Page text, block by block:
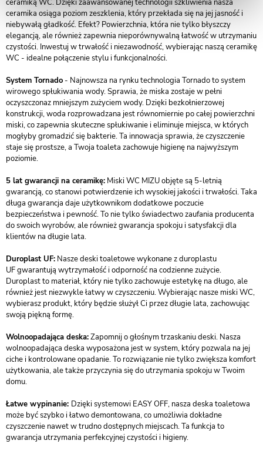
ceramiką WC. Dzięki zaawansowanej technologii szkliwienia nasza
ceramika osiąga poziom zeszklenia, który przekłada się na jej jasność i
niebywałą gładkość. Efekt? Powierzchnia, która nie tylko błyszczy
elegancją, ale również zapewnia nieporównywalną łatwość w utrzymaniu
czystości. Inwestuj w trwałość i niezawodność, wybierając naszą ceramikę
WC - idealne połączenie stylu i funkcjonalności.
System Tornado - Najnowsza na rynku technologia Tornado to system
wirowego spłukiwania wody. Sprawia, że miska zostaje w pełni
oczyszczonaz mniejszym zużyciem wody. Dzięki bezkołnierzowej
konstrukcji, woda rozprowadzana jest równomiernie po całej powierzchni
miski, co zapewnia skuteczne spłukiwanie i eliminuje miejsca, w których
mogłyby gromadzić się bakterie. Ta innowacja sprawia, że czyszczenie
staje się prostsze, a Twoja toaleta zachowuje higienę na najwyższym
poziomie.
5 lat gwarancji na ceramikę: Miski WC MIZU objęte są 5-letnią
gwarancją, co stanowi potwierdzenie ich wysokiej jakości i trwałości. Taka
długa gwarancja daje użytkownikom dodatkowe poczucie
bezpieczeństwa i pewność. To nie tylko świadectwo zaufania producenta
do swoich wyrobów, ale również gwarancja spokoju i satysfakcji dla
klientów na długie lata.
Duroplast UF: Nasze deski toaletowe wykonane z duroplastu
UF gwarantują wytrzymałość i odporność na codzienne zużycie.
Duroplast to materiał, który nie tylko zachowuje estetykę na długo, ale
również jest niezwykle łatwy w czyszczeniu. Wybierając nasze miski WC,
wybierasz produkt, który będzie służył Ci przez długie lata, zachowując
swoją piękną formę.
Wolnoopadająca deska:Zapomnij o głośnym trzaskaniu deski. Nasza
wolnoopadająca deska wyposażona jest w system, który pozwala na jej
ciche i kontrolowane opadanie. To rozwiązanie nie tylko zwiększa komfort
użytkowania, ale także przyczynia się do utrzymania spokoju w Twoim
domu.
Łatwe wypinanie: Dzięki systemowi EASY OFF, nasza deska toaletowa
może być szybko i łatwo demontowana, co umożliwia dokładne
czyszczenie nawet w trudno dostępnych miejscach. Ta funkcja to
gwarancja utrzymania perfekcyjnej czystości i higieny.